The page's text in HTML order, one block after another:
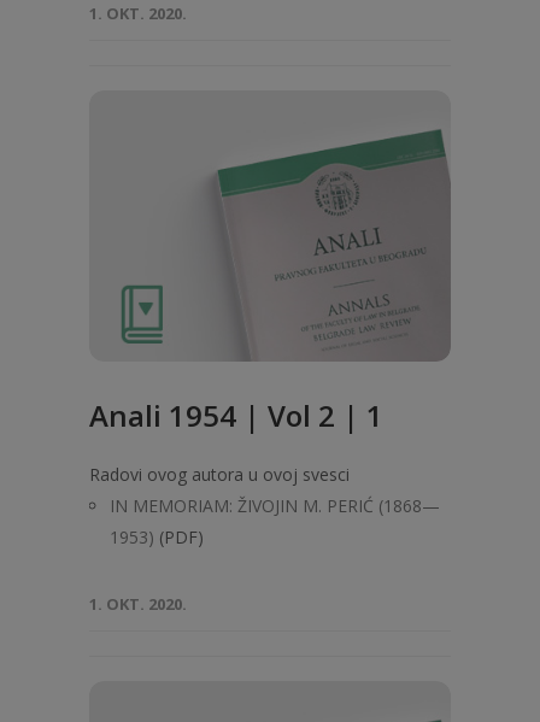
1. OKT. 2020.
Anali 1954 | Vol 2 | 1
Radovi ovog autora u ovoj svesci
IN MEMORIAM: ŽIVOJIN M. PERIĆ (1868—
1953) (PDF)
1. OKT. 2020.